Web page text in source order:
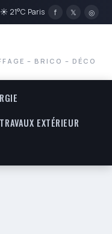
☀ 21°C Paris f 𝕏 ◎
– BRICO – DÉCO
TRAVAUX EXTÉRIEUR